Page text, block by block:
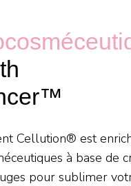
Cellution® est
à base de
pour sublimer